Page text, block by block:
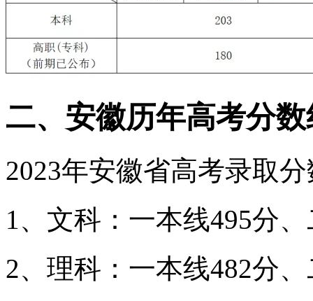
二、安徽历年高考分数
2023年安徽省高考录取
1、文科：一本线495分
2、理科：一本线482分